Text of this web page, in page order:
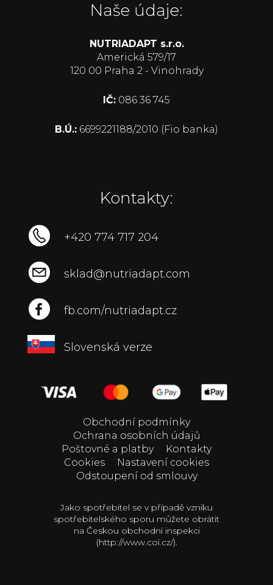
Naše údaje:
NUTRIADAPT s.r.o.
Americká 579/17
120 00 Praha 2 - Vinohrady
IČ: 086 36 745
B.Ú.: 6699221188/2010 (Fio banka)
Kontakty:
+420 774 717 204
sklad@nutriadapt.com
fb.com/nutriadapt.cz
Slovenská verze
Obchodní podmínky
Ochrana osobních údajů
Poštovné a platby
Kontakty
Cookies
Nastavení cookies
Odstoupení od smlouvy
Jako spotřebitel se v případě vzniku
spotřebitelského sporu můžete obrátit
na Českou obchodní inspekci
(http://www.coi.cz/).